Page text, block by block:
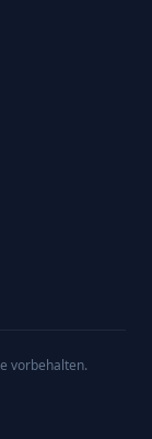
vorbehalten.